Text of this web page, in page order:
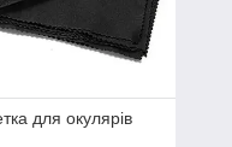
для окулярів